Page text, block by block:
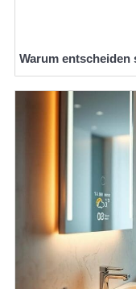
Warum